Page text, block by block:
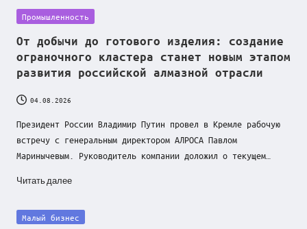
объединил предпринимателей на первой
спортивной встрече
Posted
Промышленность
От добычи до готового изделия: создание
ограночного кластера станет новым этапом
развития российской алмазной отрасли
04.08.2026
Президент России Владимир Путин провел в Кремле рабочую
встречу с генеральным директором АЛРОСА Павлом
Маринычевым. Руководитель компании доложил о текущем…
Читать далее
Posted
Малый бизнес